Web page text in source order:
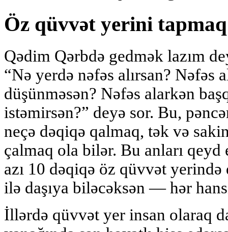
Öz qüvvət yerini tapmaq
Qədim Qərbdə gedmək lazım
“Nə yerdə nəfəs alırsan? Nəfəs
düşünməsən? Nəfəs alarkən
istəmirsən?” deyə sor. Bu,
neçə dəqiqə qalmaq, tək və
çalmaq ola bilər. Bu anları
azı 10 dəqiqə öz qüvvət
ilə daşıya biləcəksən — hər
İllərdə qüvvət yer insan olaraq